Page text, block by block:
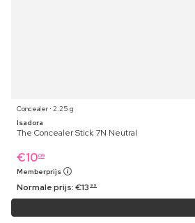
Concealer ⋅ 2.25 g
Isadora
The Concealer Stick 7N Neutral
€1009
Memberprijs
Normale prijs:€13 99